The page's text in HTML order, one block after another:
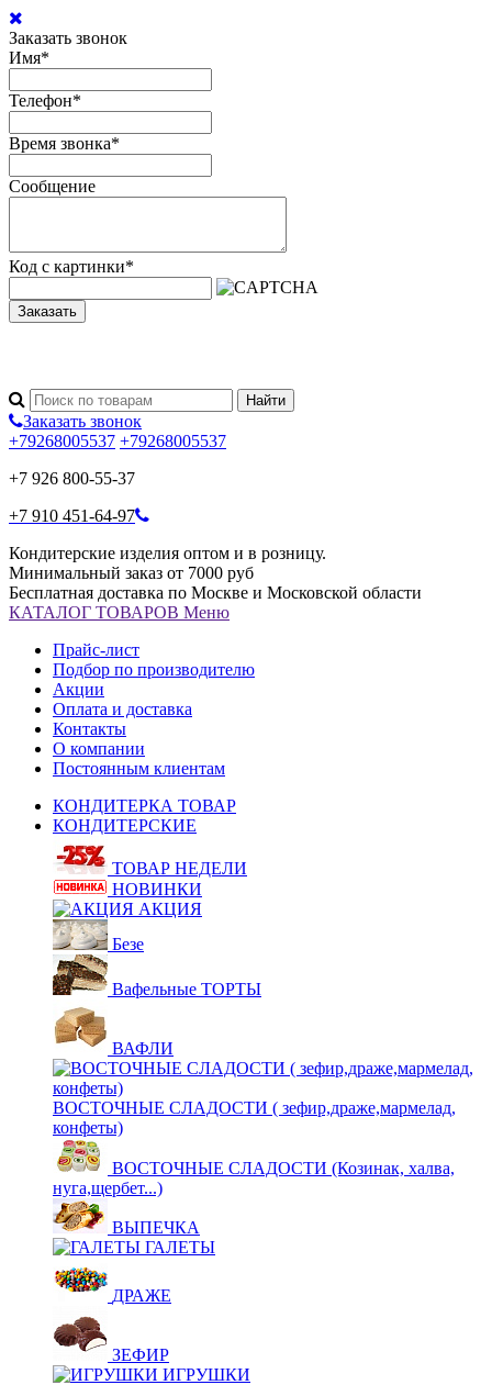
Заказать звонок
Имя*
Телефон*
Время звонка*
Сообщение
Код с картинки*
Заказать
Заказать звонок
+79268005537 +79268005537
+7 926 800-55-37
+7 910 451-64-97
Кондитерские изделия оптом и в розницу.
Минимальный заказ от 7000 руб
Бесплатная доставка по Москве и Московской области
КАТАЛОГ ТОВАРОВ Меню
Прайс-лист
Подбор по производителю
Акции
Оплата и доставка
Контакты
О компании
Постоянным клиентам
КОНДИТЕРКА ТОВАР
КОНДИТЕРСКИЕ
ТОВАР НЕДЕЛИ
НОВИНКИ
АКЦИЯ
Безе
Вафельные ТОРТЫ
ВАФЛИ
ВОСТОЧНЫЕ СЛАДОСТИ ( зефир,драже,мармелад,
конфеты)
ВОСТОЧНЫЕ СЛАДОСТИ (Козинак, халва,
нуга,щербет...)
ВЫПЕЧКА
ГАЛЕТЫ
ДРАЖЕ
ЗЕФИР
ИГРУШКИ